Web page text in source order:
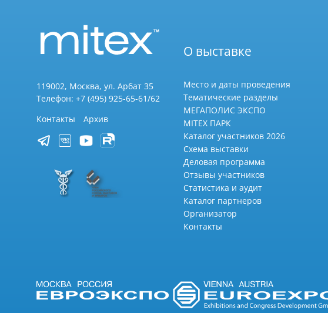
119002, Москва, ул. Арбат 35
Телефон: +7 (495) 925-65-61/62
Контакты
Архив
О выставке
Место и даты проведения
Тематические разделы
МЕГАПОЛИС ЭКСПО
MITEX ПАРК
Каталог участников 2026
Схема выставки
Деловая программа
Отзывы участников
Статистика и аудит
Каталог партнеров
Организатор
Контакты